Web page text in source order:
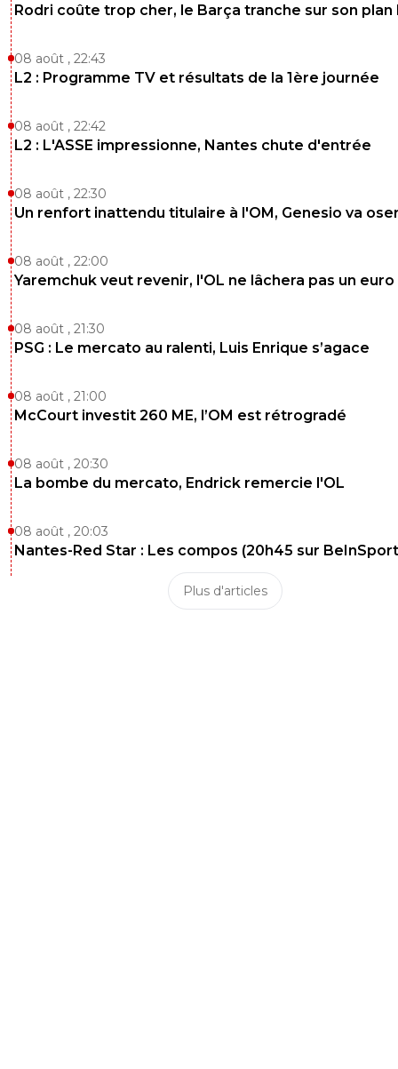
Rodri coûte trop cher, le Barça tranche sur son plan
08 août , 22:43
L2 : Programme TV et résultats de la 1ère journée
08 août , 22:42
L2 : L'ASSE impressionne, Nantes chute d'entrée
08 août , 22:30
Un renfort inattendu titulaire à l'OM, Genesio va
08 août , 22:00
Yaremchuk veut revenir, l'OL ne lâchera pas un euro
08 août , 21:30
PSG : Le mercato au ralenti, Luis Enrique s’agace
08 août , 21:00
McCourt investit 260 ME, l’OM est rétrogradé
08 août , 20:30
La bombe du mercato, Endrick remercie l'OL
08 août , 20:03
Nantes-Red Star : Les compos (20h45 sur
Plus d'articles